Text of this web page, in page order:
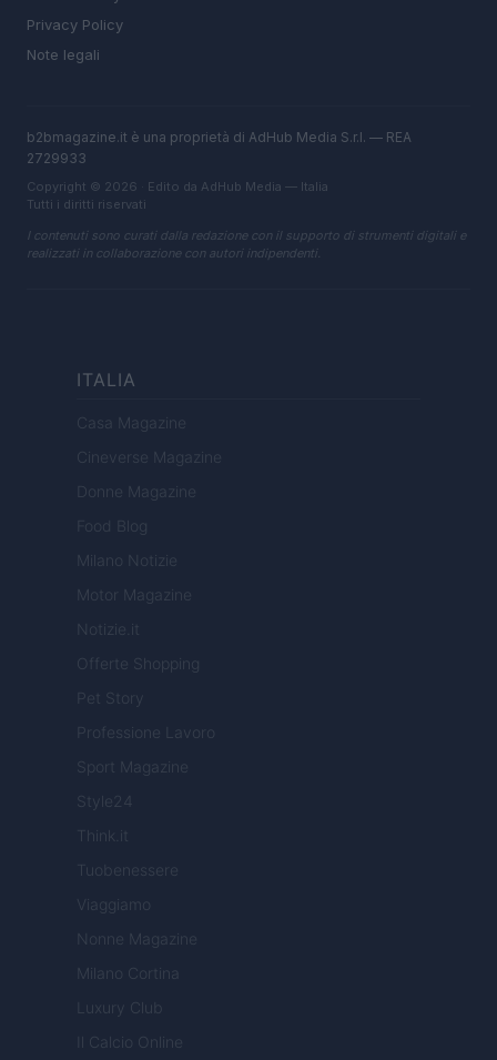
Privacy Policy
Note legali
b2bmagazine.it è una proprietà di AdHub Media S.r.l. — REA
2729933
Copyright © 2026 · Edito da AdHub Media — Italia
Tutti i diritti riservati
I contenuti sono curati dalla redazione con il supporto di strumenti digitali e
realizzati in collaborazione con autori indipendenti.
ITALIA
Casa Magazine
Cineverse Magazine
Donne Magazine
Food Blog
Milano Notizie
Motor Magazine
Notizie.it
Offerte Shopping
Pet Story
Professione Lavoro
Sport Magazine
Style24
Think.it
Tuobenessere
Viaggiamo
Nonne Magazine
Milano Cortina
Luxury Club
Il Calcio Online